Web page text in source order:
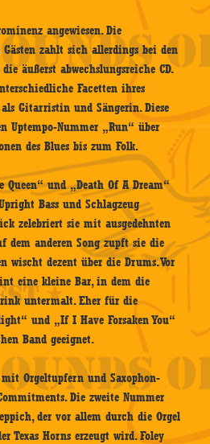
angewiesen. Die
zahlt sich allerdings bei den
äußerst abwechslungsreiche CD.
Facetten ihres
Gitarristin und Sängerin. Diese
Uptempo-Nummer „Run“ über
des Blues bis zum Folk.
Queen“ und „Death Of A Dream“
Bass und Schlagzeug
zelebriert sie mit ausgedehnten
dem anderen Song zupft sie die
wischt dezent über die Drums. Vor
eine kleine Bar, in dem die
untermalt. Eher für die
und „If I Have Forsaken You“
Band geeignet.
mit Orgeltupfern und Saxophon-
Die zweite Nummer
der vor allem durch die Orgel
Texas Horns erzeugt wird. Foley